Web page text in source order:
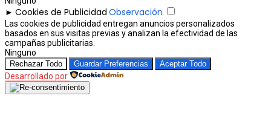
► Cookies de Publicidad Observación
Las cookies de publicidad entregan anuncios personalizados
basados en sus visitas previas y analizan la efectividad de las
campañas publicitarias.
Ninguno
Rechazar Todo Guardar Preferencias Aceptar Todo
Desarrollado por